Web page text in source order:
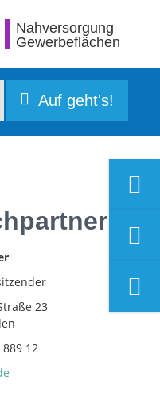
Nahversorgung
Gewerbeflächen
Auf geht's!
23
889 12